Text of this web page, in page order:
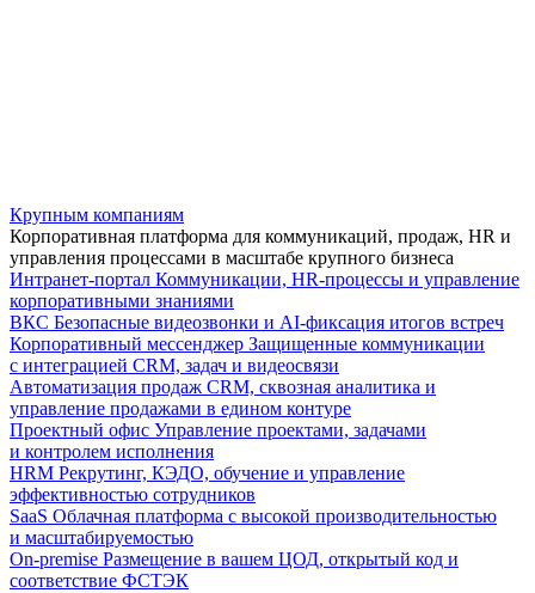
Крупным компаниям
Корпоративная платформа для коммуникаций, продаж, HR и
управления процессами в масштабе крупного бизнеса
Интранет-портал Коммуникации, HR-процессы и управление
корпоративными знаниями
ВКС Безопасные видеозвонки и AI-фиксация итогов встреч
Корпоративный мессенджер Защищенные коммуникации
с интеграцией CRM, задач и видеосвязи
Автоматизация продаж CRM, сквозная аналитика и
управление продажами в едином контуре
Проектный офис Управление проектами, задачами
и контролем исполнения
HRM Рекрутинг, КЭДО, обучение и управление
эффективностью сотрудников
SaaS Облачная платформа с высокой производительностью
и масштабируемостью
On-premise Размещение в вашем ЦОД, открытый код и
соответствие ФСТЭК